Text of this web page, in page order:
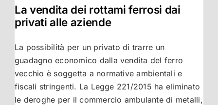
La vendita dei rottami ferrosi dai
privati alle aziende
La possibilità per un privato di trarre un
guadagno economico dalla vendita del ferro
vecchio è soggetta a normative ambientali e
fiscali stringenti. La Legge 221/2015 ha eliminato
le deroghe per il commercio ambulante di metalli,